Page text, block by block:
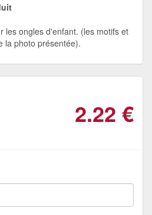
les ongles d'enfant. (les motifs et
la photo présentée).
2.22 €